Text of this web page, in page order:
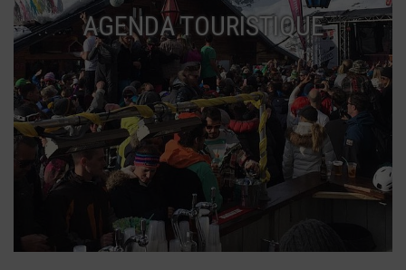
AGENDA TOURISTIQUE